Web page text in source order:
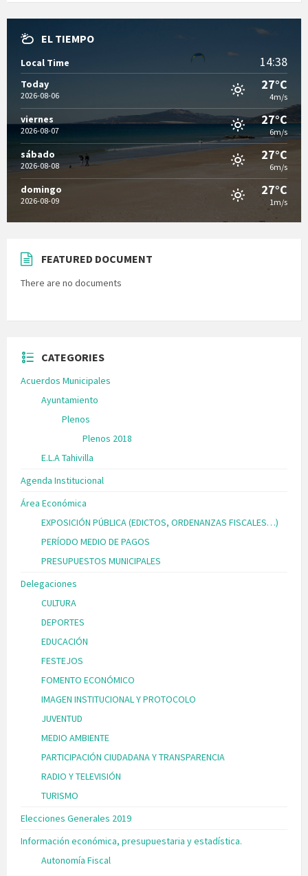
EL TIEMPO
Local Time 14:38
Today
2026-08-06
27°C
4m/s
viernes
2026-08-07
27°C
6m/s
sábado
2026-08-08
27°C
6m/s
domingo
2026-08-09
27°C
1m/s
FEATURED DOCUMENT
There are no documents
CATEGORIES
Acuerdos Municipales
Ayuntamiento
Plenos
Plenos 2018
E.L.A Tahivilla
Agenda Institucional
Área Económica
EXPOSICIÓN PÚBLICA (EDICTOS, ORDENANZAS FISCALES…)
PERÍODO MEDIO DE PAGOS
PRESUPUESTOS MUNICIPALES
Delegaciones
CULTURA
DEPORTES
EDUCACIÓN
FESTEJOS
FOMENTO ECONÓMICO
IMAGEN INSTITUCIONAL Y PROTOCOLO
JUVENTUD
MEDIO AMBIENTE
PARTICIPACIÓN CIUDADANA Y TRANSPARENCIA
RADIO Y TELEVISIÓN
TURISMO
Elecciones Generales 2019
Información económica, presupuestaria y estadística.
Autonomía Fiscal